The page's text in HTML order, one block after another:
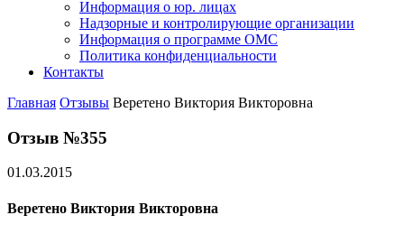
Информация о юр. лицах
Надзорные и контролирующие организации
Информация о программе ОМС
Политика конфиденциальности
Контакты
Главная Отзывы Веретено Виктория Викторовна
Отзыв №355
01.03.2015
Веретено Виктория Викторовна